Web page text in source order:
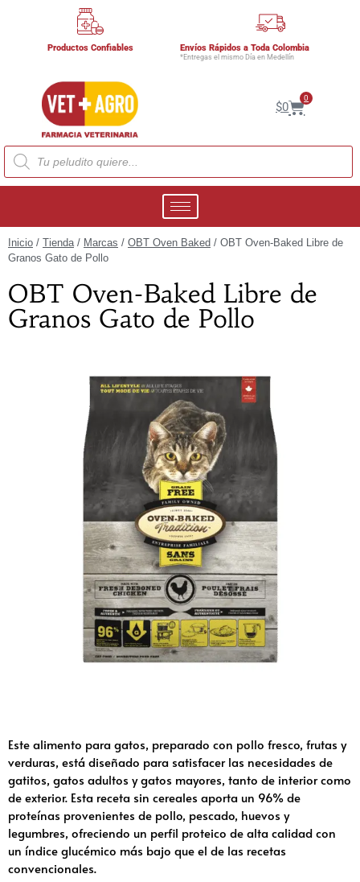
Productos Confiables Envíos Rápidos a Toda Colombia
*Entregas el mismo Día en Medellín
$0
0
Inicio / Tienda/ Marcas / OBT Oven Baked / OBT Oven-Baked Libre de
Granos Gato de Pollo
OBT Oven-Baked Libre de
Granos Gato de Pollo
Este alimento para gatos, preparado con pollo fresco, frutas y
verduras, está diseñado para satisfacer las necesidades de
gatitos, gatos adultos y gatos mayores, tanto de interior como
de exterior. Esta receta sin cereales aporta un 96% de
proteínas provenientes de pollo, pescado, huevos y
legumbres, ofreciendo un perfil proteico de alta calidad con
un índice glucémico más bajo que el de las recetas
convencionales.